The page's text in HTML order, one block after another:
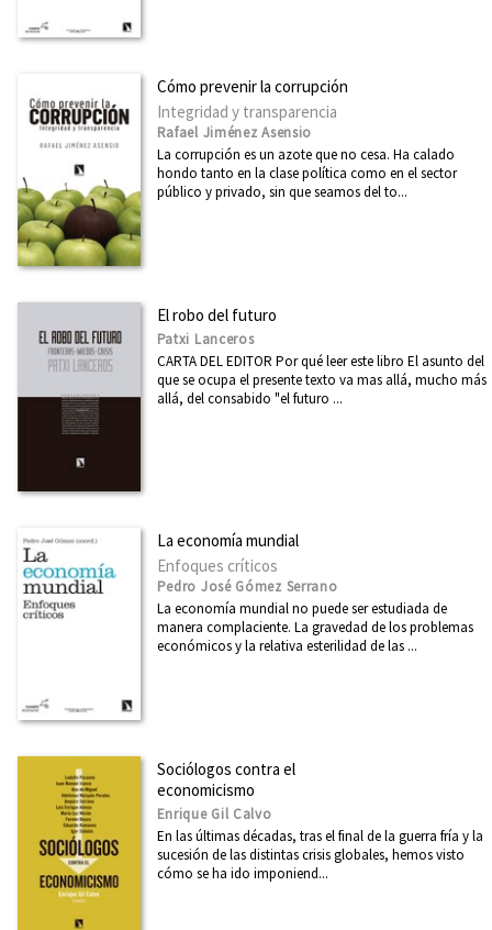
Cómo prevenir la corrupción
Integridad y transparencia
Rafael Jiménez Asensio
La corrupción es un azote que no cesa. Ha calado
hondo tanto en la clase política como en el sector
público y privado, sin que seamos del to...
El robo del futuro
Patxi Lanceros
CARTA DEL EDITOR Por qué leer este libro El asunto del
que se ocupa el presente texto va mas allá, mucho más
allá, del consabido "el futuro ...
La economía mundial
Enfoques críticos
Pedro José Gómez Serrano
La economía mundial no puede ser estudiada de
manera complaciente. La gravedad de los problemas
económicos y la relativa esterilidad de las ...
Sociólogos contra el
economicismo
Enrique Gil Calvo
En las últimas décadas, tras el final de la guerra fría y la
sucesión de las distintas crisis globales, hemos visto
cómo se ha ido imponiend...